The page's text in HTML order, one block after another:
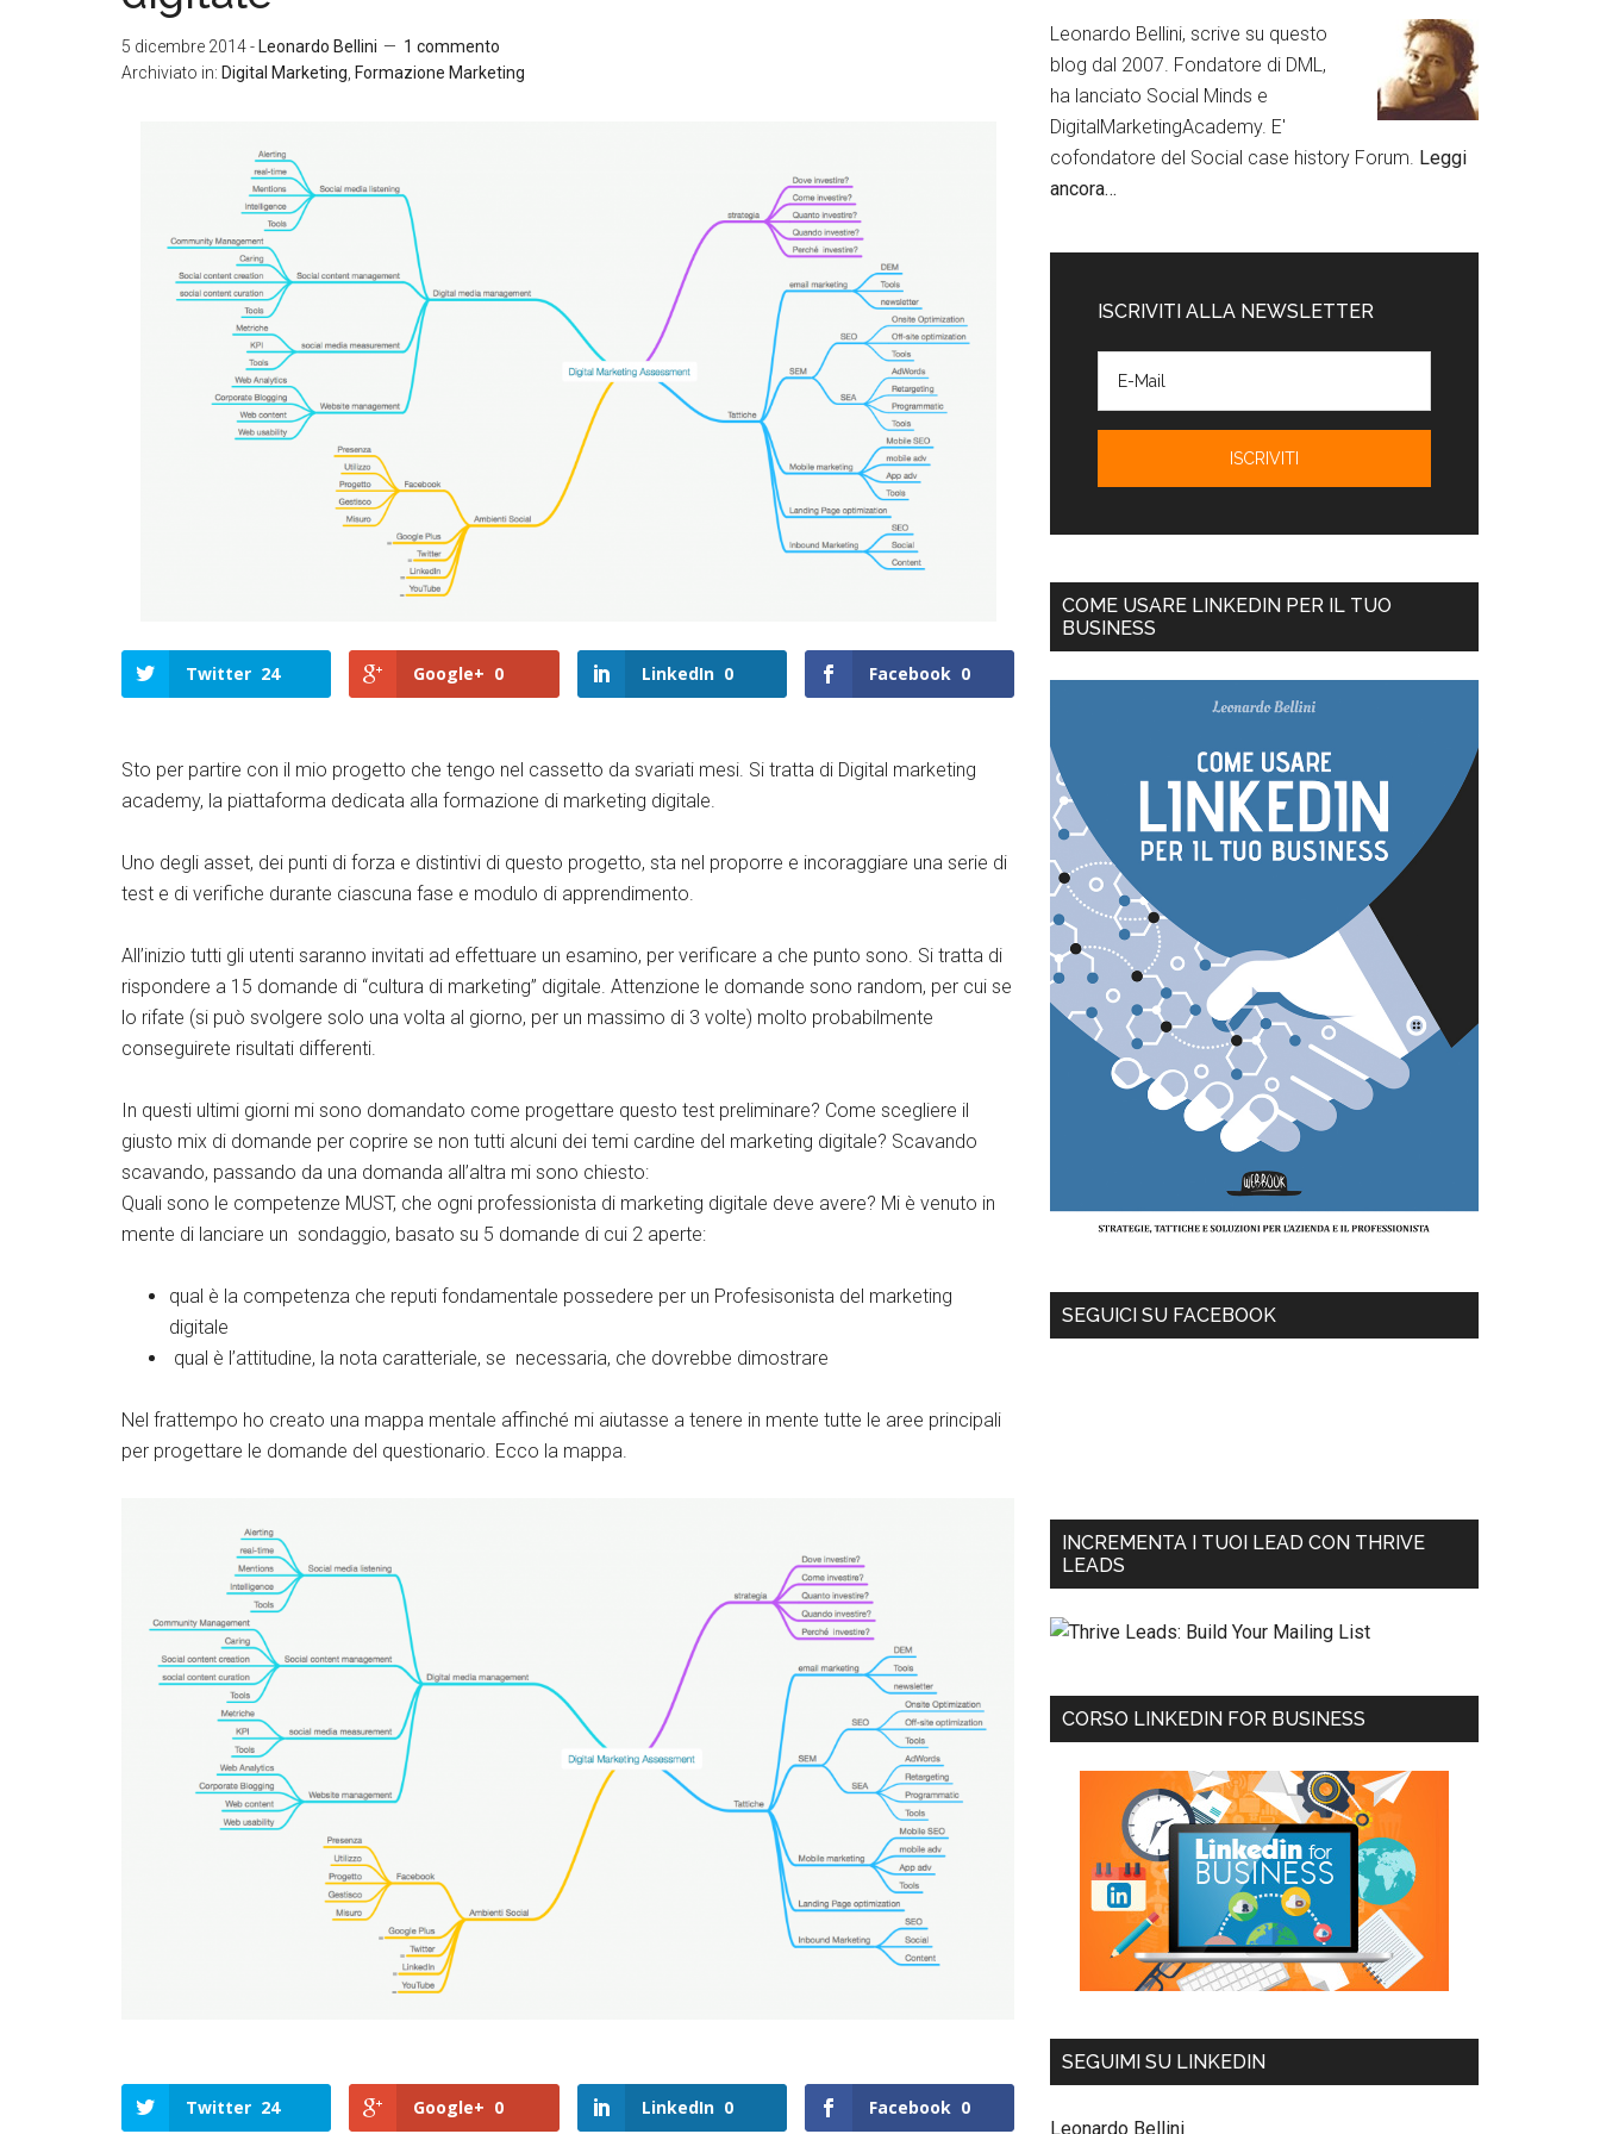
5 dicembre 2014- Leonardo Bellini
1 commento
Archiviato in: Digital Marketing Formazione Marketing
Twitter 24 Google+ 0 LinkedIn 0 Facebook 0
Sto per partire con il mio progetto che tengo nel cassetto da svariati mesi. Si tratta di Digital marketing
academy, la piattaforma dedicata alla formazione di marketing digitale.
Uno degli asset, dei punti di forza e distintivi di questo progetto, sta nel proporre e incoraggiare una serie di
test e di verifiche durante ciascuna fase e modulo di apprendimento.
All’inizio tutti gli utenti saranno invitati ad effettuare un esamino, per verificare a che punto sono. Si tratta di
rispondere a 15 domande di “cultura di marketing” digitale. Attenzione le domande sono random, per cui se
lo rifate (si può svolgere solo una volta al giorno, per un massimo di 3 volte) molto probabilmente
conseguirete risultati differenti.
In questi ultimi giorni mi sono domandato come progettare questo test preliminare? Come scegliere il
giusto mix di domande per coprire se non tutti alcuni dei temi cardine del marketing digitale? Scavando
scavando, passando da una domanda all’altra mi sono chiesto:
Quali sono le competenze MUST, che ogni professionista di marketing digitale deve avere? Mi è venuto in
mente di lanciare un sondaggio, basato su 5 domande di cui 2 aperte:
qual è la competenza che reputi fondamentale possedere per un Profesisonista del marketing
digitale
qual è l’attitudine, la nota caratteriale, se necessaria, che dovrebbe dimostrare
Nel frattempo ho creato una mappa mentale affinché mi aiutasse a tenere in mente tutte le aree principali
per progettare le domande del questionario. Ecco la mappa.
Twitter
Twitter 24 Google+ 0 LinkedIn 0 Facebook 0
Leonardo Bellini, scrive su questo
blog dal 2007. Fondatore di DML,
ha lanciato Social Minds e
DigitalMarketingAcademy. E'
cofondatore del Social case history Forum. Leggi
ancora…
ISCRIVITI ALLA NEWSLETTER
COME USARE LINKEDIN PER IL TUO
BUSINESS
SEGUICI SU FACEBOOK
INCREMENTA I TUOI LEAD CON THRIVE
LEADS
CORSO LINKEDIN FOR BUSINESS
SEGUIMI SU LINKEDIN
Leonardo Bellini